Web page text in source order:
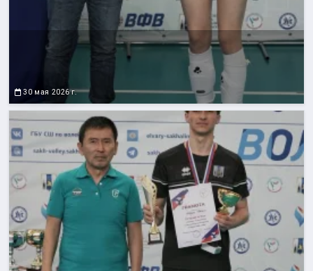
30 мая 2026 г.